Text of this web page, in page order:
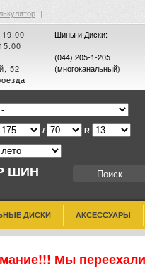
|
52
Шины и Диски:
(044) 205-1-205
(многоканальный)
ШИН
/ R
ДИСКИ АКСЕССУАРЫ
Мы